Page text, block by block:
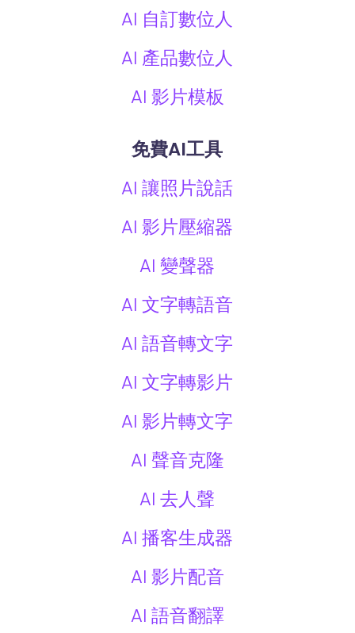
AI 自訂數位人
AI 產品數位人
AI 影片模板
免費AI工具
AI 讓照片說話
AI 影片壓縮器
AI 變聲器
AI 文字轉語音
AI 語音轉文字
AI 文字轉影片
AI 影片轉文字
AI 聲音克隆
AI 去人聲
AI 播客生成器
AI 影片配音
AI 語音翻譯